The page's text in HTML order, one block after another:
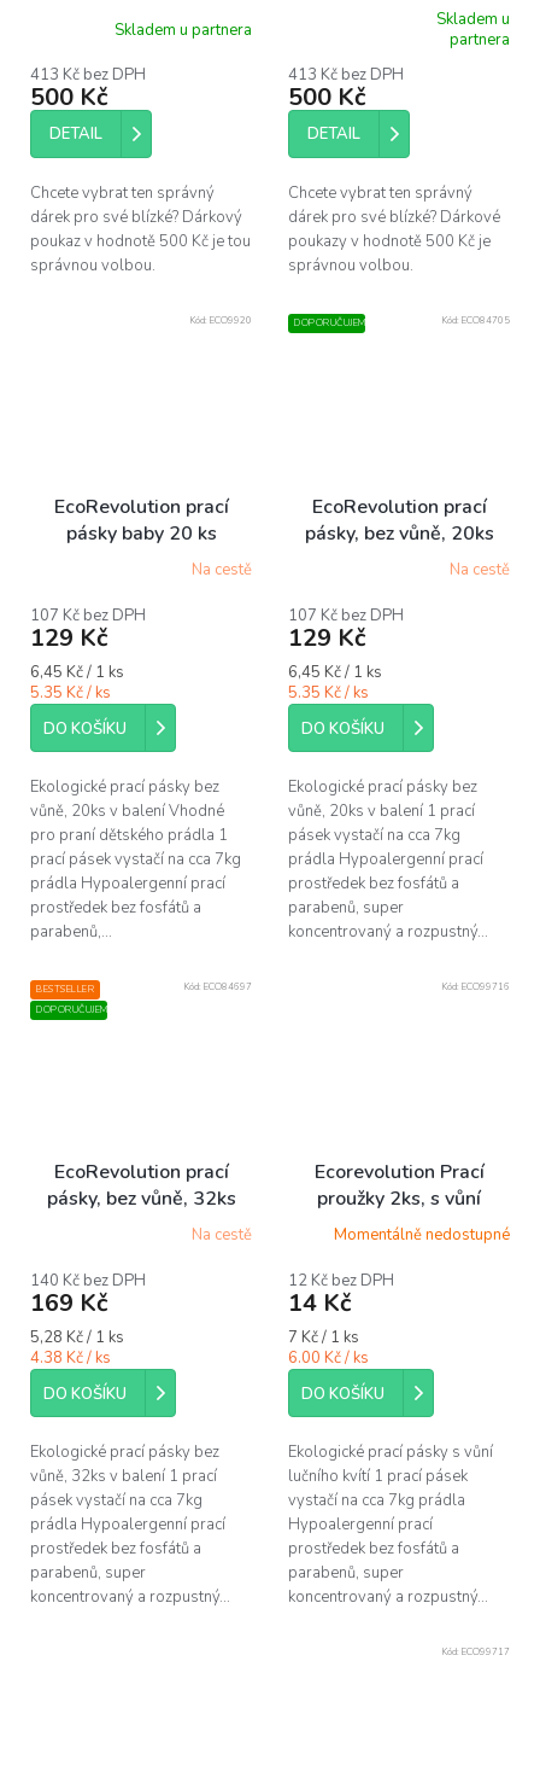
Skladem u partnera
413 Kč bez DPH
500 Kč
DETAIL
Chcete vybrat ten správný
dárek pro své blízké? Dárkový
poukaz v hodnotě 500 Kč je tou
správnou volbou.
produktu
je
5,0
5
Skladem u
partnera
413 Kč bez DPH
500 Kč
DETAIL
Chcete vybrat ten správný
dárek pro své blízké? Dárkové
poukazy v hodnotě 500 Kč je
správnou volbou.
EcoRevolution prací
pásky baby 20 ks
produktu
je
z
5
hvězdiček.
Na cestě
107 Kč bez DPH
129 Kč
Měrná
cena:
6,45 Kč / 1 ks
5.35 Kč / ks
DO KOŠÍKU
Ekologické prací pásky bez
vůně, 20ks v balení Vhodné
pro praní dětského prádla 1
prací pásek vystačí na cca 7kg
prádla Hypoalergenní prací
prostředek bez fosfátů a
parabenů,...
Kód: ECO9920 DOPORUČUJEME
EcoRevolution prací
pásky, bez vůně, 20ks
produktu
je
z
5
hvězdiček.
Na cestě
107 Kč bez DPH
129 Kč
Měrná
cena:
6,45 Kč / 1 ks
5.35 Kč / ks
DO KOŠÍKU
Ekologické prací pásky bez
vůně, 20ks v balení 1 prací
pásek vystačí na cca 7kg
prádla Hypoalergenní prací
prostředek bez fosfátů a
parabenů, super
koncentrovaný a rozpustný...
Kód: ECO84705
BESTSELLER
DOPORUČUJEME
EcoRevolution prací
pásky, bez vůně, 32ks
produktu
je
z
5
hvězdiček.
Na cestě
140 Kč bez DPH
169 Kč
Měrná
cena:
5,28 Kč / 1 ks
4.38 Kč / ks
DO KOŠÍKU
Ekologické prací pásky bez
vůně, 32ks v balení 1 prací
pásek vystačí na cca 7kg
prádla Hypoalergenní prací
prostředek bez fosfátů a
parabenů, super
koncentrovaný a rozpustný...
Kód: ECO84697
Ecorevolution Prací
proužky 2ks, s vůní
Momentálně nedostupné
12 Kč bez DPH
14 Kč
Měrná
cena:
7 Kč / 1 ks
6.00 Kč / ks
DO KOŠÍKU
Ekologické prací pásky s vůní
lučního kvítí 1 prací pásek
vystačí na cca 7kg prádla
Hypoalergenní prací
prostředek bez fosfátů a
parabenů, super
koncentrovaný a rozpustný...
Kód: ECO99716
Kód: ECO99717